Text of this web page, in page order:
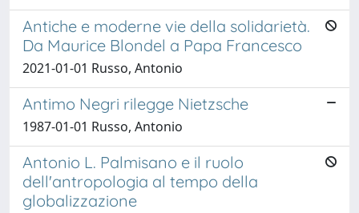
Antiche e moderne vie della solidarietà.
Da Maurice Blondel a Papa Francesco
2021-01-01 Russo, Antonio
Antimo Negri rilegge Nietzsche
1987-01-01 Russo, Antonio
Antonio L. Palmisano e il ruolo
dell'antropologia al tempo della
globalizzazione